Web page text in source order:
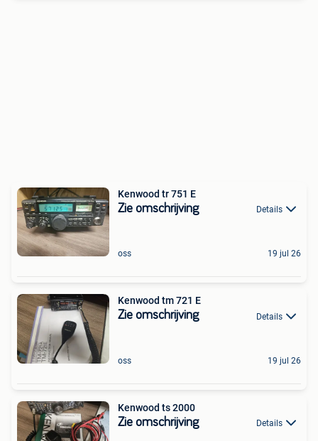
Kenwood tr 751 E
Zie omschrijving Details
oss 19 jul 26
Kenwood tm 721 E
Zie omschrijving Details
oss 19 jul 26
Kenwood ts 2000
Zie omschrijving Details